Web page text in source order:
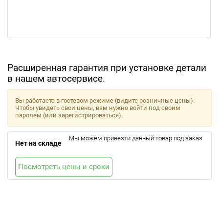
Расширенная гарантия при установке детали
в нашем автосервисе.
Вы работаете в гостевом режиме (видите розничные цены).
Чтобы увидеть свои цены, вам нужно войти под своим
паролем (или зарегистрироваться).
Нет на складе
Мы можем привезти данный товар под заказ.
Посмотреть цены и сроки